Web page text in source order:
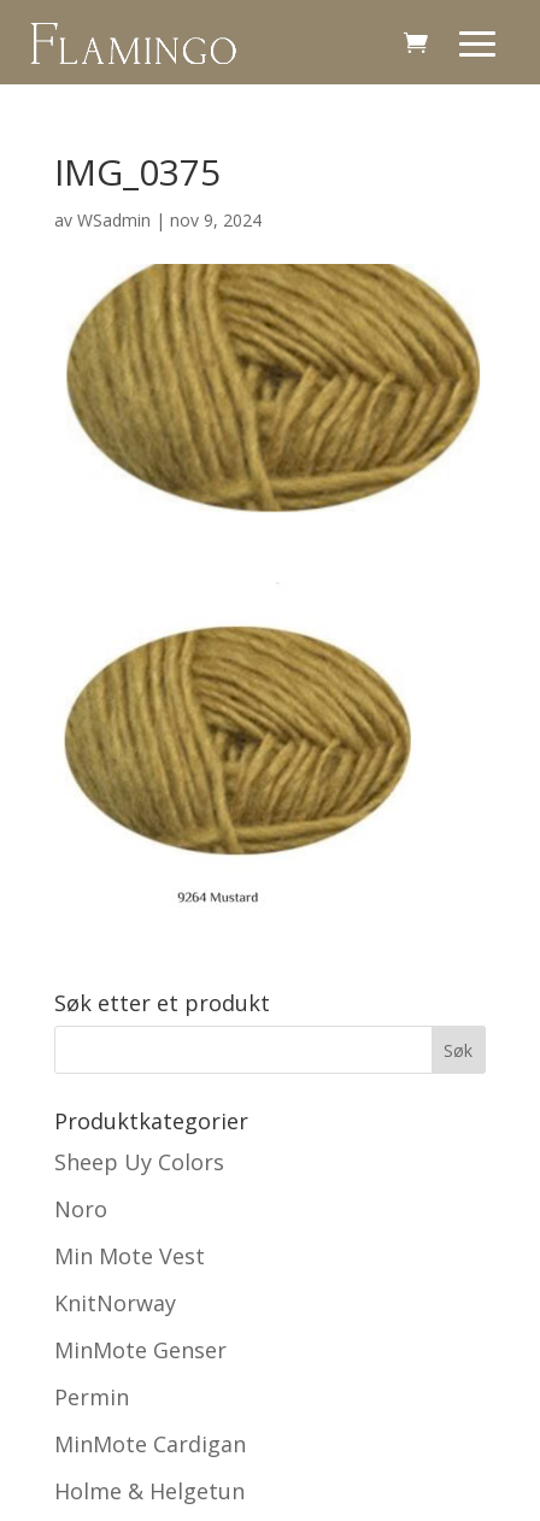
IMG_0375
av WSadmin | nov 9, 2024
Søk etter et produkt
Produktkategorier
Sheep Uy Colors
Noro
Min Mote Vest
KnitNorway
MinMote Genser
Permin
MinMote Cardigan
Holme & Helgetun